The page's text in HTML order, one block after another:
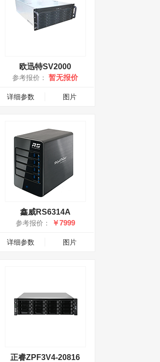
欧迅特SV2000
参考报价： 暂无报价
详细参数 图片
鑫威RS6314A
参考报价： ￥7999
详细参数 图片
正睿ZPF3V4-20816